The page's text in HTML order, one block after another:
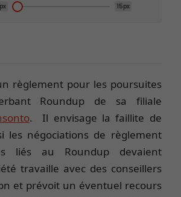
15px
règlement pour les poursuites
Roundup de sa filiale
. Il envisage la faillite de
les négociations de règlement
liés au Roundup devaient
travaille avec des conseillers
et prévoit un éventuel recours